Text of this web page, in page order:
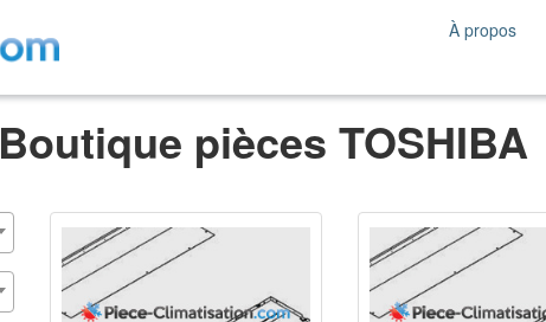
À propos
Boutique pièces TOSHIBA